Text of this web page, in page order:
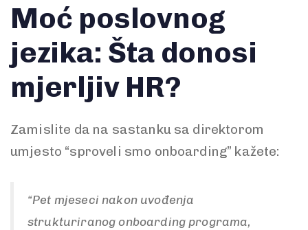
Moć poslovnog
jezika: Šta donosi
mjerljiv HR?
Zamislite da na sastanku sa direktorom
umjesto “sproveli smo onboarding” kažete:
“Pet mjeseci nakon uvođenja
strukturiranog onboarding programa,